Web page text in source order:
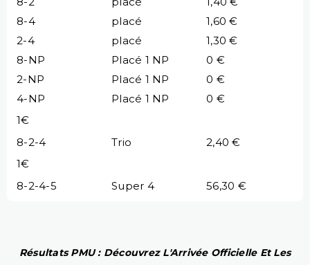
8-4
placé
1,60 €
2-4
placé
1,30 €
8-NP
Placé 1 NP
0 €
2-NP
Placé 1 NP
0 €
4-NP
Placé 1 NP
0 €
1€
8-2-4
Trio
2,40 €
1€
8-2-4-5
Super 4 56,30 €
Résultats PMU : Découvrez L'Arrivée Officielle Et Les